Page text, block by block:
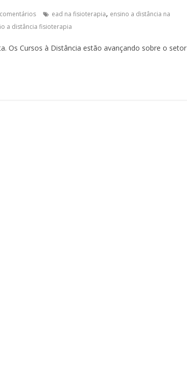
ead na fisioterapia, ensino a distância na
a distância fisioterapia
Os Cursos à Distância estão avançando sobre o setor